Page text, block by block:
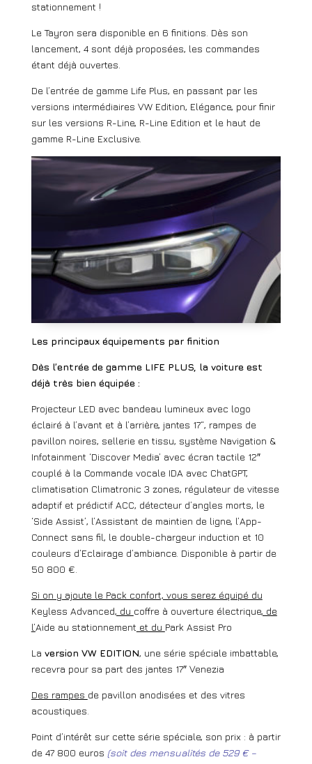
stationnement !
Le Tayron sera disponible en 6 finitions. Dès son
lancement, 4 sont déjà proposées, les commandes
étant déjà ouvertes.
De l’entrée de gamme Life Plus, en passant par les
versions intermédiaires VW Edition, Elégance, pour finir
sur les versions R-Line, R-Line Edition et le haut de
gamme R-Line Exclusive.
Les principaux équipements par finition
Dès l’entrée de gamme LIFE PLUS, la voiture est
déjà très bien équipée :
Projecteur LED avec bandeau lumineux avec logo
éclairé à l’avant et à l’arrière, jantes 17“, rampes de
pavillon noires, sellerie en tissu, système Navigation &
Infotainment ‘Discover Media’ avec écran tactile 12″
couplé à la Commande vocale IDA avec ChatGPT,
climatisation Climatronic 3 zones, régulateur de vitesse
adaptif et prédictif ACC, détecteur d’angles morts, le
‘Side Assist’, l’Assistant de maintien de ligne, l’App-
Connect sans fil, le double-chargeur induction et 10
couleurs d’Eclairage d’ambiance. Disponible à partir de
50 800 €.
Si on y ajoute le Pack confort, vous serez équipé du
Keyless Advanced, du coffre à ouverture électrique, de
l’Aide au stationnement et du Park Assist Pro
La version VW EDITION, une série spéciale imbattable,
recevra pour sa part des jantes 17″ Venezia
Des rampes de pavillon anodisées et des vitres
acoustiques.
Point d’intérêt sur cette série spéciale, son prix : à partir
de 47 800 euros (soit des mensualités de 529 € –